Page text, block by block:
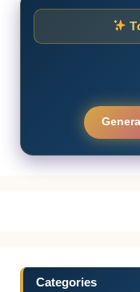
Categories